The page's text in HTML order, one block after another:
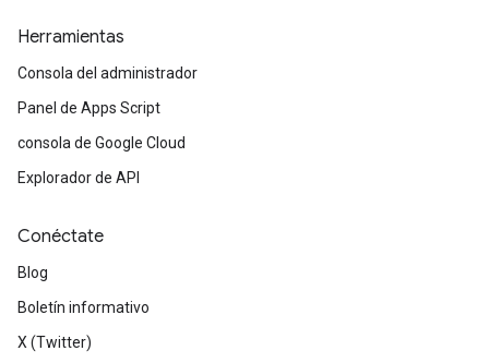
Herramientas
Consola del administrador
Panel de Apps Script
consola de Google Cloud
Explorador de API
Conéctate
Blog
Boletín informativo
X (Twitter)